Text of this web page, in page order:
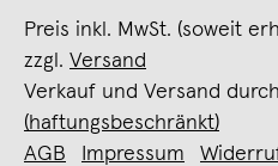
Preis inkl. MwSt. (soweit
zzgl. Versand
Verkauf und Versand durch
(haftungsbeschränkt)
AGB
Impressum